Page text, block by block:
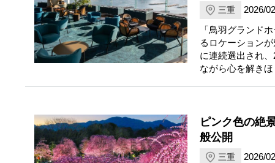
三重
2026/
「鳥羽グランド
るロケーション
に連続選出され
ながら心を解きほ
ピンク色の絶
般公開
三重
2026/